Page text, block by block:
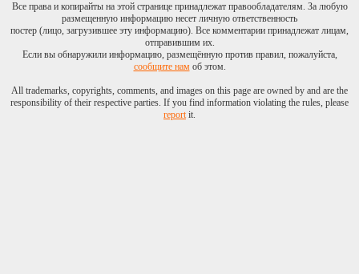
Все права и копирайты на этой странице принадлежат правообладателям. За любую
размещенную информацию несет личную ответственность
постер (лицо, загрузившее эту информацию). Все комментарии принадлежат лицам,
отправившим их.
Если вы обнаружили информацию, размещённую против правил, пожалуйста,
сообщите намоб этом.
All trademarks, copyrights, comments, and images on this page are owned by and are the
responsibility of their respective parties. If you find information violating the rules, please
reportit.